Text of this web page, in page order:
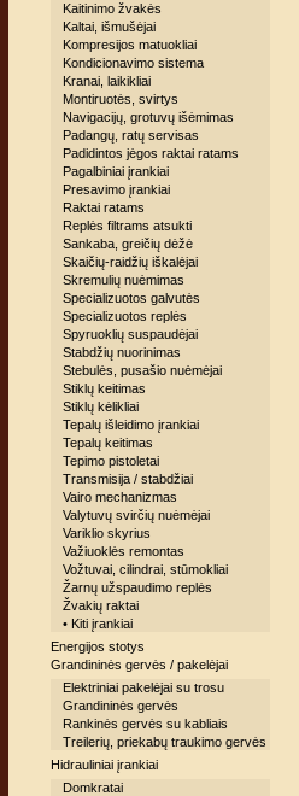
Kaitinimo žvakės
Kaltai, išmušėjai
Kompresijos matuokliai
Kondicionavimo sistema
Kranai, laikikliai
Montiruotės, svirtys
Navigacijų, grotuvų išėmimas
Padangų, ratų servisas
Padidintos jėgos raktai ratams
Pagalbiniai įrankiai
Presavimo įrankiai
Raktai ratams
Replės filtrams atsukti
Sankaba, greičių dėžė
Skaičių-raidžių iškalėjai
Skremulių nuėmimas
Specializuotos galvutės
Specializuotos replės
Spyruoklių suspaudėjai
Stabdžių nuorinimas
Stebulės, pusašio nuėmėjai
Stiklų keitimas
Stiklų kėlikliai
Tepalų išleidimo įrankiai
Tepalų keitimas
Tepimo pistoletai
Transmisija / stabdžiai
Vairo mechanizmas
Valytuvų svirčių nuėmėjai
Variklio skyrius
Važiuoklės remontas
Vožtuvai, cilindrai, stūmokliai
Žarnų užspaudimo replės
Žvakių raktai
• Kiti įrankiai
Energijos stotys
Grandininės gervės / pakelėjai
Elektriniai pakelėjai su trosu
Grandininės gervės
Rankinės gervės su kabliais
Treilerių, priekabų traukimo gervės
Hidrauliniai įrankiai
Domkratai